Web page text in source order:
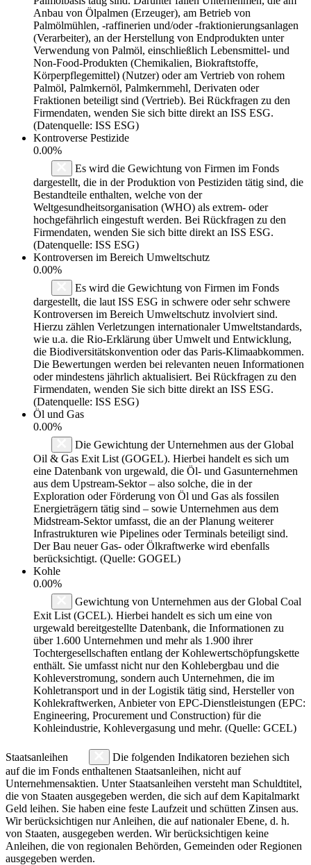
Anbau von Ölpalmen (Erzeuger), am Betrieb von
Palmölmühlen, -raffinerien und/oder -fraktionierungsanlagen
(Verarbeiter), an der Herstellung von Endprodukten unter
Verwendung von Palmöl, einschließlich Lebensmittel- und
Non-Food-Produkten (Chemikalien, Biokraftstoffe,
Körperpflegemittel) (Nutzer) oder am Vertrieb von rohem
Palmöl, Palmkernöl, Palmkernmehl, Derivaten oder
Fraktionen beteiligt sind (Vertrieb). Bei Rückfragen zu den
Firmendaten, wenden Sie sich bitte direkt an ISS ESG.
(Datenquelle: ISS ESG)
Kontroverse Pestizide
0.00%
Es wird die Gewichtung von Firmen im Fonds
dargestellt, die in der Produktion von Pestiziden tätig sind, die
Bestandteile enthalten, welche von der
Weltgesundheitsorganisation (WHO) als extrem- oder
hochgefährlich eingestuft werden. Bei Rückfragen zu den
Firmendaten, wenden Sie sich bitte direkt an ISS ESG.
(Datenquelle: ISS ESG)
Kontroversen im Bereich Umweltschutz
0.00%
Es wird die Gewichtung von Firmen im Fonds
dargestellt, die laut ISS ESG in schwere oder sehr schwere
Kontroversen im Bereich Umweltschutz involviert sind.
Hierzu zählen Verletzungen internationaler Umweltstandards,
wie u.a. die Rio-Erklärung über Umwelt und Entwicklung,
die Biodiversitätskonvention oder das Paris-Klimaabkommen.
Die Bewertungen werden bei relevanten neuen Informationen
oder mindestens jährlich aktualisiert. Bei Rückfragen zu den
Firmendaten, wenden Sie sich bitte direkt an ISS ESG.
(Datenquelle: ISS ESG)
Öl und Gas
0.00%
Die Gewichtung der Unternehmen aus der Global
Oil & Gas Exit List (GOGEL). Hierbei handelt es sich um
eine Datenbank von urgewald, die Öl- und Gasunternehmen
aus dem Upstream-Sektor – also solche, die in der
Exploration oder Förderung von Öl und Gas als fossilen
Energieträgern tätig sind – sowie Unternehmen aus dem
Midstream-Sektor umfasst, die an der Planung weiterer
Infrastrukturen wie Pipelines oder Terminals beteiligt sind.
Der Bau neuer Gas- oder Ölkraftwerke wird ebenfalls
berücksichtigt. (Quelle: GOGEL)
Kohle
0.00%
Gewichtung von Unternehmen aus der Global Coal
Exit List (GCEL). Hierbei handelt es sich um eine von
urgewald bereitgestellte Datenbank, die Informationen zu
über 1.600 Unternehmen und mehr als 1.900 ihrer
Tochtergesellschaften entlang der Kohlewertschöpfungskette
enthält. Sie umfasst nicht nur den Kohlebergbau und die
Kohleverstromung, sondern auch Unternehmen, die im
Kohletransport und in der Logistik tätig sind, Hersteller von
Kohlekraftwerken, Anbieter von EPC-Dienstleistungen (EPC:
Engineering, Procurement und Construction) für die
Kohleindustrie, Kohlevergasung und mehr. (Quelle: GCEL)
Staatsanleihen
Die folgenden Indikatoren beziehen sich
auf die im Fonds enthaltenen Staatsanleihen, nicht auf
Unternehmensaktien. Unter Staatsanleihen versteht man Schuldtitel,
die von Staaten ausgegeben werden, die sich auf dem Kapitalmarkt
Geld leihen. Sie haben eine feste Laufzeit und schütten Zinsen aus.
Wir berücksichtigen nur Anleihen, die auf nationaler Ebene, d. h.
von Staaten, ausgegeben werden. Wir berücksichtigen keine
Anleihen, die von regionalen Behörden, Gemeinden oder Regionen
ausgegeben werden.